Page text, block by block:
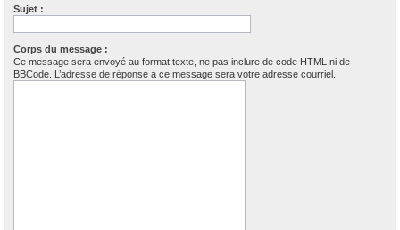
Sujet :
Corps du message :
Ce message sera envoyé au format texte, ne pas inclure de code HTML ni de
BBCode. L’adresse de réponse à ce message sera votre adresse courriel.